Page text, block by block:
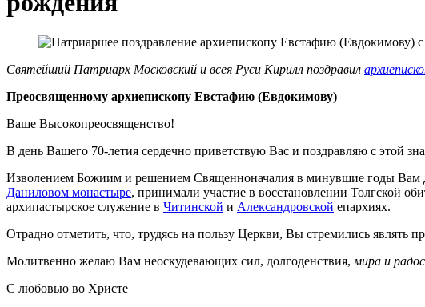
Святейший Патриарх Московский и всея Руси Кирилл поздравил
Преосвященному архиепископу Евстафию (Евдокимову)
Ваше Высокопреосвященство!
В день Вашего 70-летия сердечно приветствую Вас и поздравляю с этой
Изволением Божиим и решением Священноначалия в минувшие годы Вам
Даниловом монастыре, принимали участие в восстановлении Толгской
архипастырское служение в Читинской и Александровской епархиях.
Отрадно отметить, что, трудясь на пользу Церкви, Вы стремились являть
Молитвенно желаю Вам неоскудевающих сил, долгоденствия, мира и
С любовью во Христе